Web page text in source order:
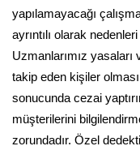
yapılamayacağı
ayrıntılı olarak
Uzmanlarımız
takip eden kişiler
sonucunda cezai
müşterilerini
zorundadır. Özel